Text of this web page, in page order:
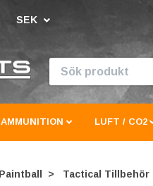
SEK
AMMUNITION LUFT / CO2
Paintball Tactical Tillbehör